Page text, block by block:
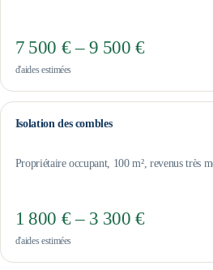
7 500 € – 9 500 €
d'aides estimées
Isolation des combles
Propriétaire occupant, 100 m², revenus très
1 800 € – 3 300 €
d'aides estimées